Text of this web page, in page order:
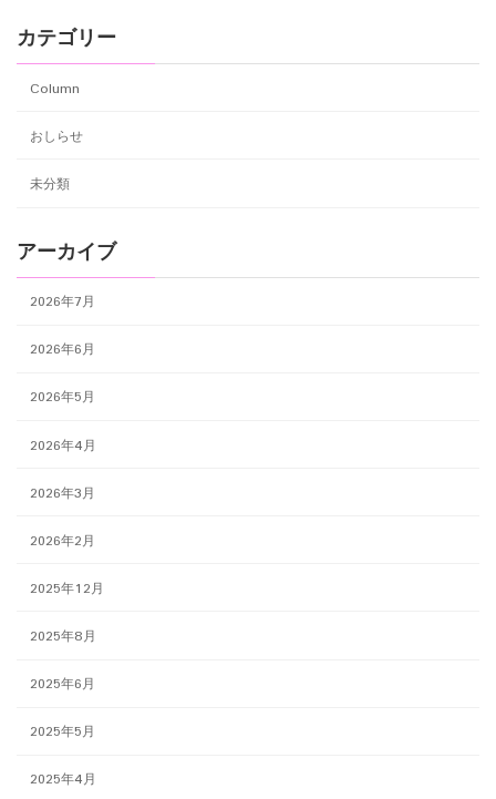
カテゴリー
Column
おしらせ
未分類
アーカイブ
2026年7月
2026年6月
2026年5月
2026年4月
2026年3月
2026年2月
2025年12月
2025年8月
2025年6月
2025年5月
2025年4月